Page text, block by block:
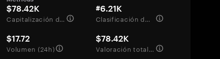
$78.42K
Capitalización de mercado
#6.21K
Clasificación del mercado
$17.72
Volumen (24h)
$78.42K
Valoración totalmente diluida